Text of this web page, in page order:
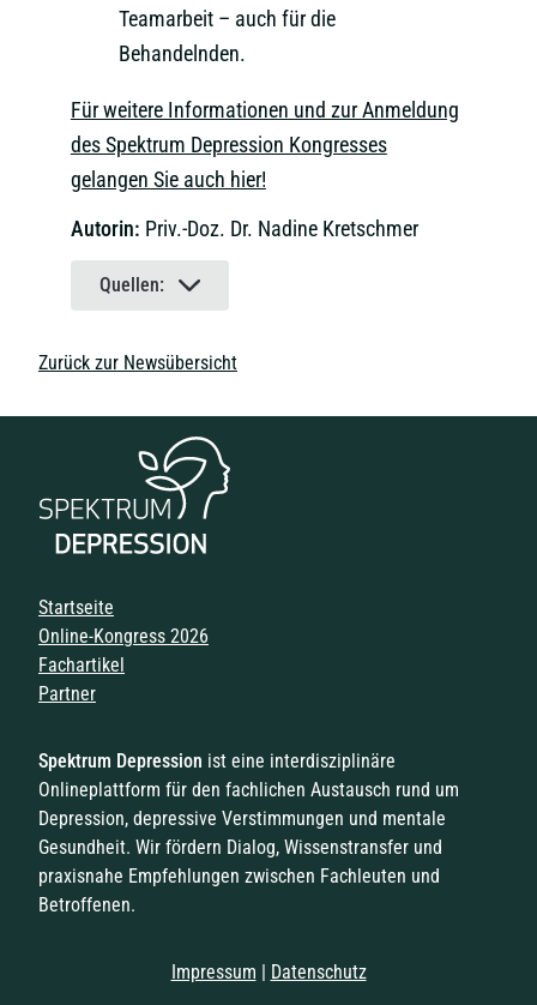
Teamarbeit – auch für die
Behandelnden.
Für weitere Informationen und zur Anmeldung
des Spektrum Depression Kongresses
gelangen Sie auch hier!
Autorin: Priv.-Doz. Dr. Nadine Kretschmer
Quellen:
Zurück zur Newsübersicht
Spektrum Depression ist eine interdisziplinäre
Onlineplattform für den fachlichen Austausch rund um
Depression, depressive Verstimmungen und mentale
Gesundheit. Wir fördern Dialog, Wissenstransfer und
praxisnahe Empfehlungen zwischen Fachleuten und
Betroffenen.
Navigation überspringen
Startseite
Online-Kongress 2026
Fachartikel
Partner
Impressum | Datenschutz